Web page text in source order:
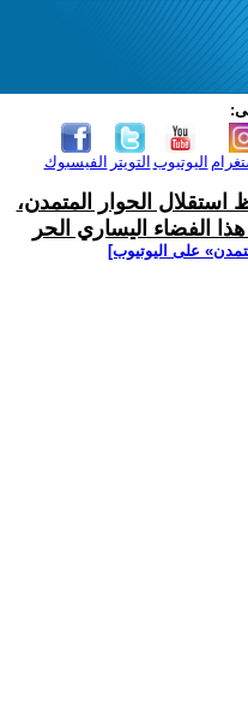
الفيسبوك التويتر اليوتيوب
استقلال الحوار المتمدن،
الفضاء اليساري الحر
على اليوتيوب]